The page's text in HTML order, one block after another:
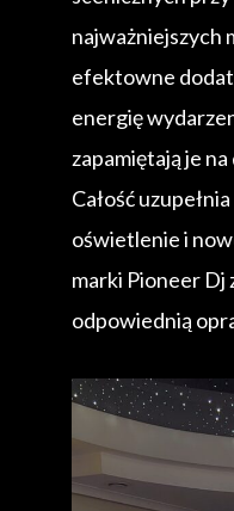
najważniejszych
efektowne
energię
zapamiętają je na
Całość
oświetlenie i
marki Pioneer Dj
odpowiednią